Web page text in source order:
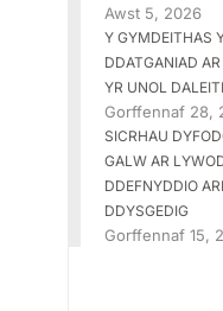
Awst 5, 2026
Y GYMDEITHAS
DDATGANIAD
YR UNOL
Gorffennaf 28,
SICRHAU
GALW AR
DDEFNYDDIO
DDYSGEDIG
Gorffennaf 15,